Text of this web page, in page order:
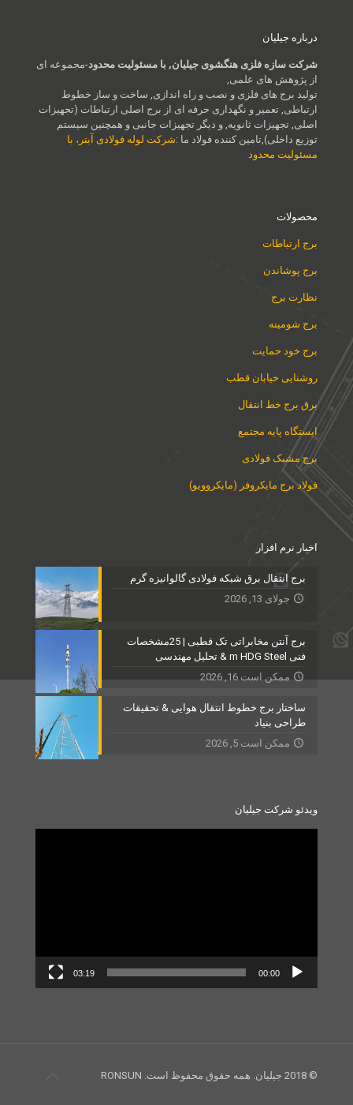
درباره جیلیان
شرکت سازه فلزی هنگشوی جیلیان, با مسئولیت محدود-مجموعه ای
از پژوهش های علمی,
تولید برج های فلزی و نصب و راه اندازی, ساخت و ساز خطوط
ارتباطی, تعمیر و نگهداری حرفه ای از برج اصلی ارتباطات (تجهیزات
اصلی, تجهیزات ثانویه, و دیگر تجهیزات جانبی و همچنین سیستم
توزیع داخلی),تامین کننده فولاد ما :شرکت لوله فولادی آبتر، با
مسئولیت محدود
محصولات
برج ارتباطات
برج پوشاندن
نظارت برج
برج شومینه
برج خود حمایت
روشنایی خیابان قطب
برق برج خط انتقال
ایستگاه پایه مجتمع
برج مشبک فولادی
فولاد برج مایکروفر (مایکروویو)
اخبار نرم افزار
برج انتقال برق شبکه فولادی گالوانیزه گرم
جولای 13, 2026
برج آنتن مخابراتی تک قطبی | 25مشخصات
فنی m HDG Steel & تحلیل مهندسی
ممکن است 16, 2026
ساختار برج خطوط انتقال هوایی & تحقیقات
طراحی بنیاد
ممکن است 5, 2026
ویدئو شرکت جیلیان
00:00
03:19
© 2018 جیلیان. همه حقوق محفوظ است. RONSUN